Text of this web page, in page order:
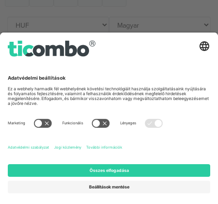
Irodák és támogatás
Germany
Unter den Linden 24, 10117
Berlin, Germany
167 City Road, London, Greater
131 Continental Dr, Suite 305,
Dorfstrasse 52a, 6390
United Arab Emirates